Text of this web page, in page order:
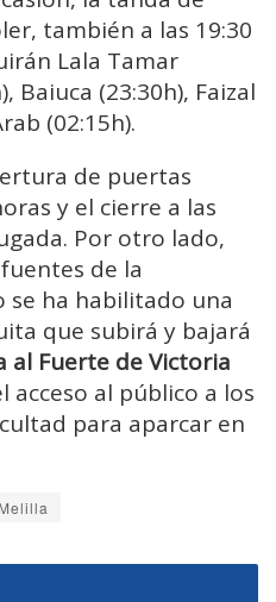
también a las 19:30
Lala Tamar
Baiuca (23:30h), Faizal
(02:15h).
de puertas
y el cierre a las
Por otro lado,
de la
se ha habilitado una
que subirá y bajará
al Fuerte de Victoria
acceso al público a los
para aparcar en